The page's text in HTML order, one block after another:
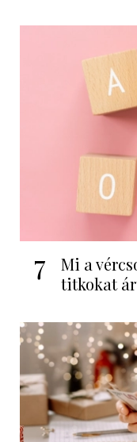
7
Mi a
titkokat